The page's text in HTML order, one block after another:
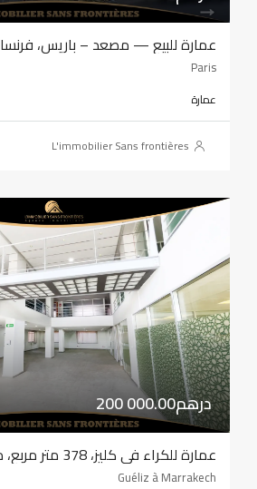
عمارة للبيع — مصعد – باريس، فرنسا
Paris
عمارة
L'immobilier Sans frontières
200 000.00درهم
عمارة للكراء في كليز، 378 متر مربع، مراكش
Guéliz à Marrakech